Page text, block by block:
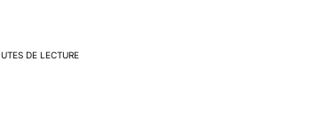
DE LECTURE